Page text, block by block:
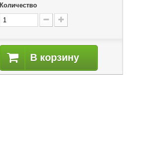
Количество
В корзину